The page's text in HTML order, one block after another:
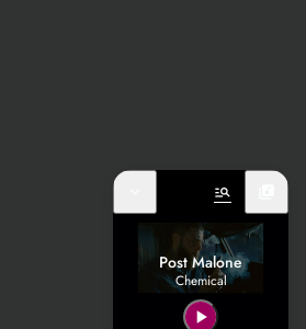
manage_search
Post Malone
Chemical
play_arrow